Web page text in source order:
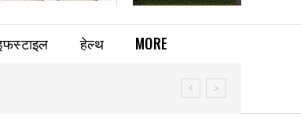
हेल्थ MORE